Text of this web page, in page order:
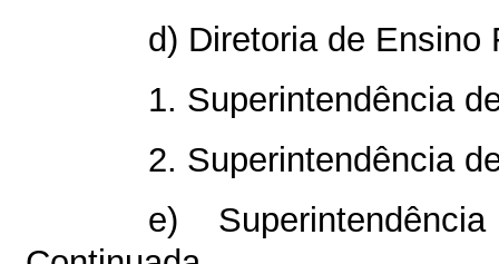
d) Diretoria de Ensino
1. Superintendência
2. Superintendência
e)